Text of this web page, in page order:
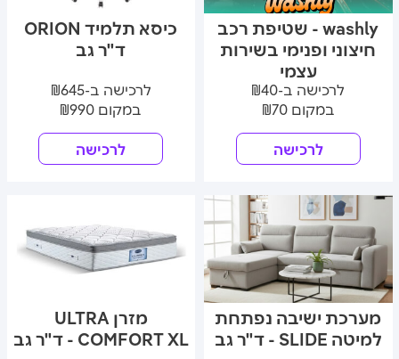
כיסא תלמיד ORION
ד"ר גב
לרכישה ב-₪645
במקום ₪990
לרכישה
washly - שטיפת רכב
חיצוני ופנימי בשירות
עצמי
לרכישה ב-₪40
במקום ₪70
לרכישה
מזרן ULTRA
COMFORT XL - ד"ר גב
מערכת ישיבה נפתחת
למיטה SLIDE - ד"ר גב